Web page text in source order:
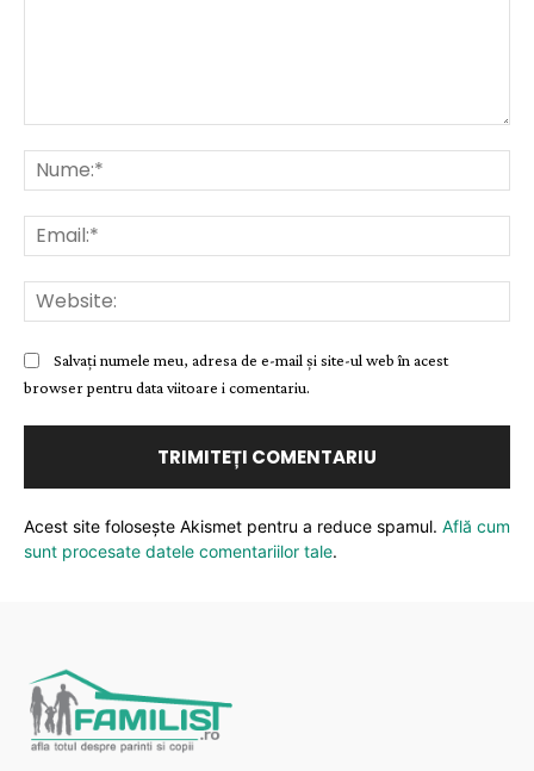
Salvați numele meu, adresa de e-mail și site-ul web în acest
browser pentru data viitoare i comentariu.
Acest site folosește Akismet pentru a reduce spamul. Află cum
sunt procesate datele comentariilor tale.